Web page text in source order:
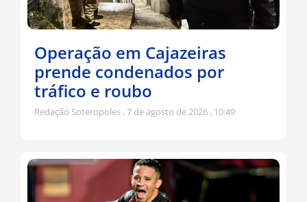
Operação em Cajazeiras
prende condenados por
tráfico e roubo
Redação Soteropoles 7 de agosto de 2026 10:49